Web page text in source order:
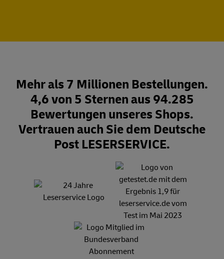
Mehr als 7 Millionen Bestellungen.
4,6 von 5 Sternen aus 94.285
Bewertungen unseres Shops.
Vertrauen auch Sie dem Deutsche
Post LESERSERVICE.